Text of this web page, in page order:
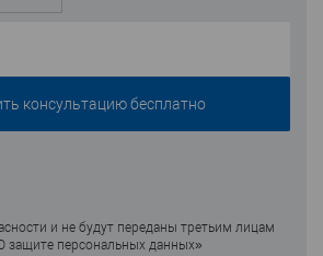
и не будут переданы третьим лицам
персональных данных»